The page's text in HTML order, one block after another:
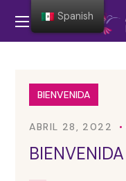
BIENVENIDA
ABRIL 28, 2022
BIENVENIDA
Spanish